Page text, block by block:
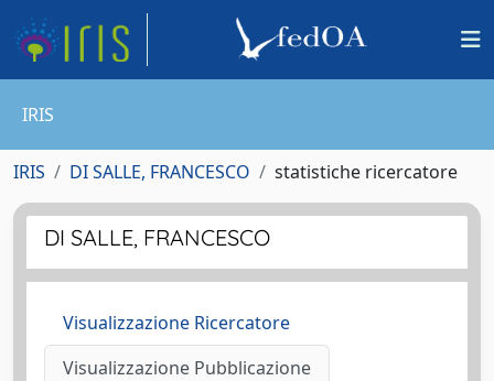
IRIS
IRIS DI SALLE, FRANCESCO statistiche ricercatore
DI SALLE, FRANCESCO
Visualizzazione Ricercatore
Visualizzazione Pubblicazione